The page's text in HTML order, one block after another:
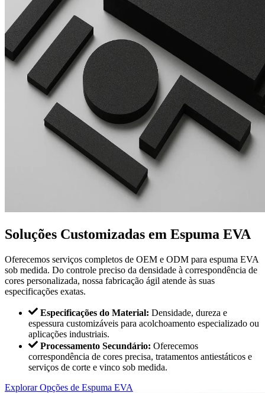
Soluções Customizadas em Espuma EVA
Oferecemos serviços completos de OEM e ODM para espuma EVA
sob medida. Do controle preciso da densidade à correspondência de
cores personalizada, nossa fabricação ágil atende às suas
especificações exatas.
Especificações do Material: Densidade, dureza e
espessura customizáveis para acolchoamento especializado ou
aplicações industriais.
Processamento Secundário: Oferecemos
correspondência de cores precisa, tratamentos antiestáticos e
serviços de corte e vinco sob medida.
Explorar Opções de Espuma EVA